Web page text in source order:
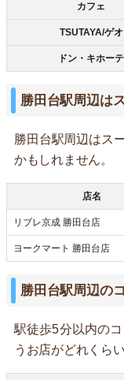
カフェ
TSUTAYA/ゲオ
ドン・キホーテ
勝田台駅周辺は
勝田台駅周辺はス
かもしれません。
店名
リブレ京成 勝田台店
ヨークマート 勝田台店
勝田台駅周辺の
駅徒歩5分以内の
うお店がどれくら